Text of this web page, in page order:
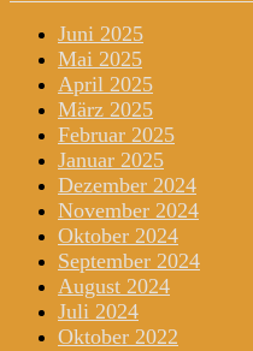
Juni 2025
Mai 2025
April 2025
März 2025
Februar 2025
Januar 2025
Dezember 2024
November 2024
Oktober 2024
September 2024
August 2024
Juli 2024
Oktober 2022